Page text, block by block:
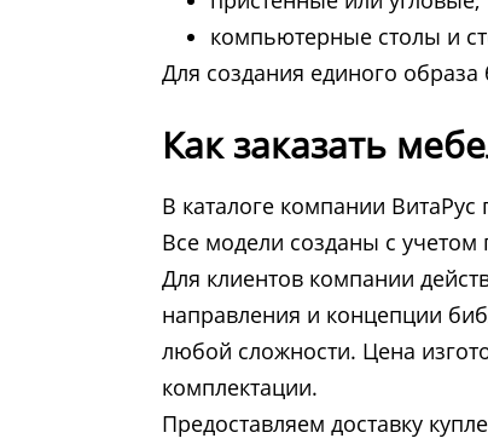
компьютерные столы и
Для создания единого
Как заказать
В каталоге компании ВитаРус
Все модели созданы с учетом
Для клиентов компании
направления и концепции
любой сложности. Цена
комплектации.
Предоставляем доставку